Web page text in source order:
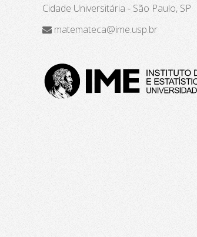
Cidade Universitária - São Paulo, SP
matemateca@ime.usp.br